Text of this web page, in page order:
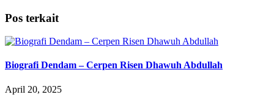
Pos terkait
Biografi Dendam – Cerpen Risen Dhawuh Abdullah
April 20, 2025